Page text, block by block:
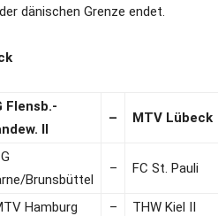
dänischen Grenze endet.
Flensb.-
II
– MTV Lübeck
Brunsbüttel
– FC St. Pauli
Hamburg –
THW Kiel II